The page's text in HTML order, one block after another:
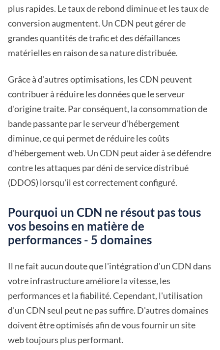
plus rapides. Le taux de rebond diminue et les taux de
conversion augmentent. Un CDN peut gérer de
grandes quantités de trafic et des défaillances
matérielles en raison de sa nature distribuée.
Grâce à d'autres optimisations, les CDN peuvent
contribuer à réduire les données que le serveur
d'origine traite. Par conséquent, la consommation de
bande passante par le serveur d'hébergement
diminue, ce qui permet de réduire les coûts
d'hébergement web. Un CDN peut aider à se défendre
contre les attaques par déni de service distribué
(DDOS) lorsqu'il est correctement configuré.
Pourquoi un CDN ne résout pas tous
vos besoins en matière de
performances - 5 domaines
Il ne fait aucun doute que l'intégration d'un CDN dans
votre infrastructure améliore la vitesse, les
performances et la fiabilité. Cependant, l'utilisation
d'un CDN seul peut ne pas suffire. D'autres domaines
doivent être optimisés afin de vous fournir un site
web toujours plus performant.